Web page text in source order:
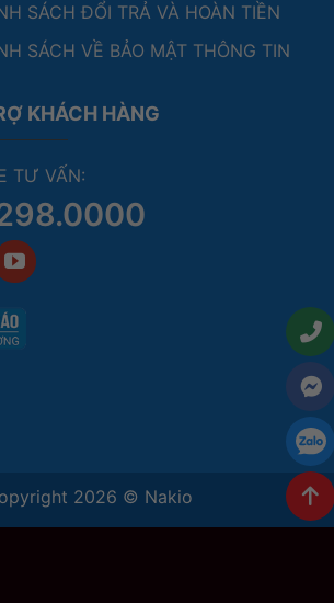
SÁCH ĐỔI TRẢ VÀ HOÀN TIỀN
SÁCH VỀ BẢO MẬT THÔNG TIN
KHÁCH HÀNG
TƯ VẤN:
2026 © Nakio